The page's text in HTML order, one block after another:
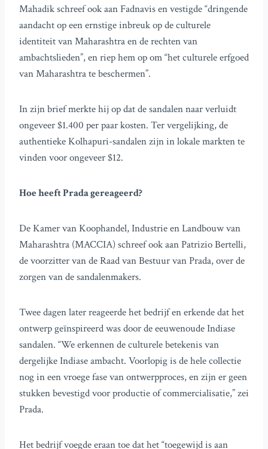
Mahadik schreef ook aan Fadnavis en vestigde “dringende
aandacht op een ernstige inbreuk op de culturele
identiteit van Maharashtra en de rechten van
ambachtslieden”, en riep hem op om “het culturele erfgoed
van Maharashtra te beschermen”.
In zijn brief merkte hij op dat de sandalen naar verluidt
ongeveer $1.400 per paar kosten. Ter vergelijking, de
authentieke Kolhapuri-sandalen zijn in lokale markten te
vinden voor ongeveer $12.
Hoe heeft Prada gereageerd?
De Kamer van Koophandel, Industrie en Landbouw van
Maharashtra (MACCIA) schreef ook aan Patrizio Bertelli,
de voorzitter van de Raad van Bestuur van Prada, over de
zorgen van de sandalenmakers.
Twee dagen later reageerde het bedrijf en erkende dat het
ontwerp geïnspireerd was door de eeuwenoude Indiase
sandalen. “We erkennen de culturele betekenis van
dergelijke Indiase ambacht. Voorlopig is de hele collectie
nog in een vroege fase van ontwerpproces, en zijn er geen
stukken bevestigd voor productie of commercialisatie,” zei
Prada.
Het bedrijf voegde eraan toe dat het “toegewijd is aan